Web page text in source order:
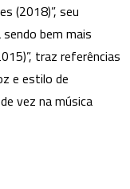
(2018)”, seu
bem mais
traz referências
e estilo de
vez na música